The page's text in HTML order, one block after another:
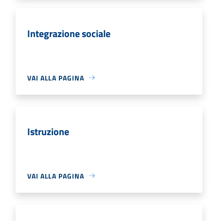
Integrazione sociale
VAI ALLA PAGINA
Istruzione
VAI ALLA PAGINA